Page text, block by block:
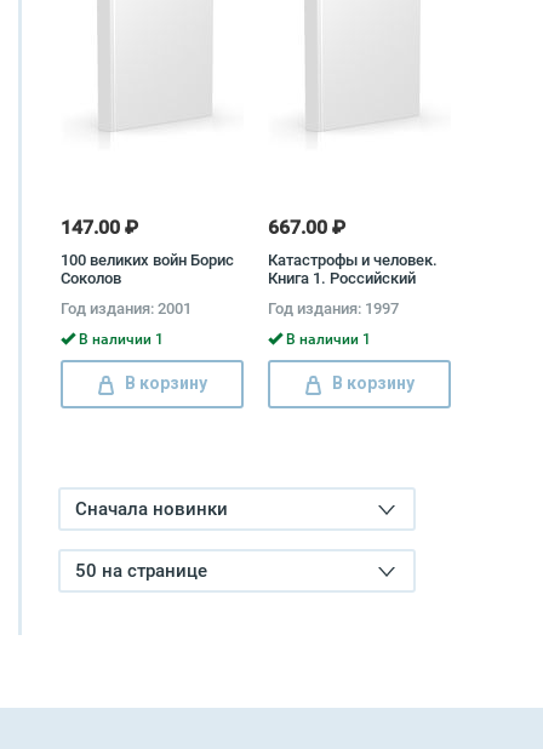
147.00 ₽
100 великих войн Борис
Соколов
Год издания: 2001
В наличии 1
В корзину
667.00 ₽
Катастрофы и человек.
Книга 1. Российский
чрезвычайным
ситуациям Н. Локтионов,
М. Фалеев, Михаил
Шахраманьян, С. Шойгу,
Владимир Шолох, Юрий
Воробьев
Год издания: 1997
В наличии 1
В корзину
Сначала новинки
50 на странице